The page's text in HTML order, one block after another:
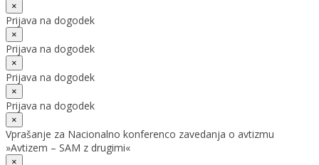
×
Prijava na dogodek
×
Prijava na dogodek
×
Prijava na dogodek
×
Prijava na dogodek
×
Vprašanje za Nacionalno konferenco zavedanja o avtizmu
»Avtizem – SAM z drugimi«
×